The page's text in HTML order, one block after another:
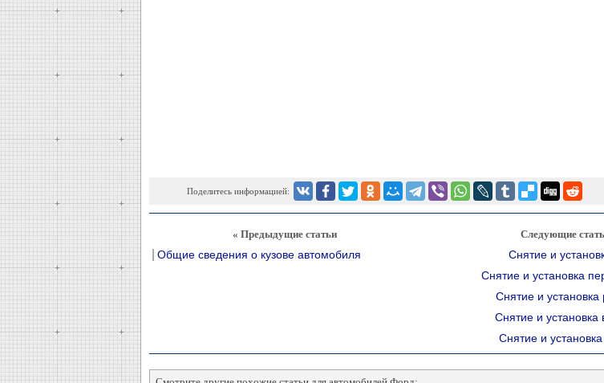
Поделитесь информацией:
« Предыдущие статьи
Общие сведения о кузове автомобиля
Следующие
Снятие и
Снятие и установка
Снятие и
Снятие и
Снятие и